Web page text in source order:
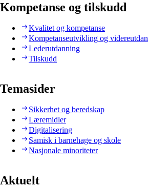
Kompetanse og tilskudd
Kvalitet og kompetanse
Kompetanseutvikling og
Lederutdanning
Tilskudd
Temasider
Sikkerhet og beredskap
Læremidler
Digitalisering
Samisk i barnehage og skole
Nasjonale minoriteter
Aktuelt